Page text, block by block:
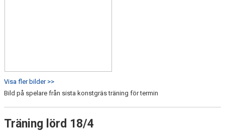
Visa fler bilder >>
Bild på spelare från sista konstgräs träning för termin
Träning lörd 18/4